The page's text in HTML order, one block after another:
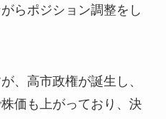
らポジション調整をし
、高市政権が誕生し、
価も上がっており、決